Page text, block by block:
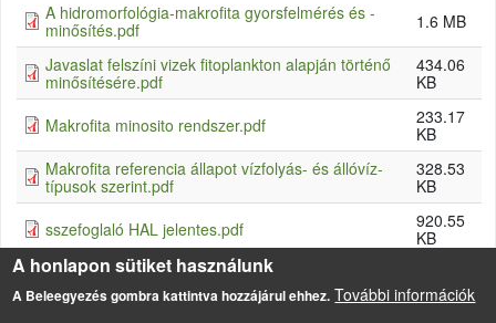
A hidromorfológia-makrofita gyorsfelmérés és -
minősítés.pdf
1.6 MB
Javaslat felszíni vizek fitoplankton alapján történő
minősítésére.pdf
434.06
KB
Makrofita minosito rendszer.pdf
233.17
KB
Makrofita referencia állapot vízfolyás- és állóvíz-
típusok szerint.pdf
328.53
KB
sszefoglaló HAL jelentes.pdf
920.55
KB
Vízfolyások minősítése - makroszkópikus vízi
gerinctelenek.pdf
KB
A honlapon sütiket használunk
A Beleegyezés gombra kattintva hozzájárul ehhez. További információk